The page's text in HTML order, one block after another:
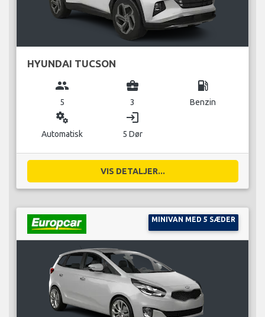
HYUNDAI TUCSON
group
5
business_center
3
local_gas_station
Benzin
miscellaneous_services
Automatisk
login
5 Dør
VIS DETALJER...
MINIVAN MED 5 SÆDER